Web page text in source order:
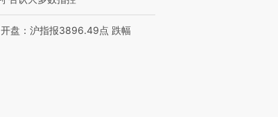
盘：沪指报3896.49点 跌幅